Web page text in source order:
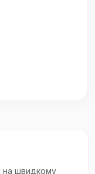
на швидкому